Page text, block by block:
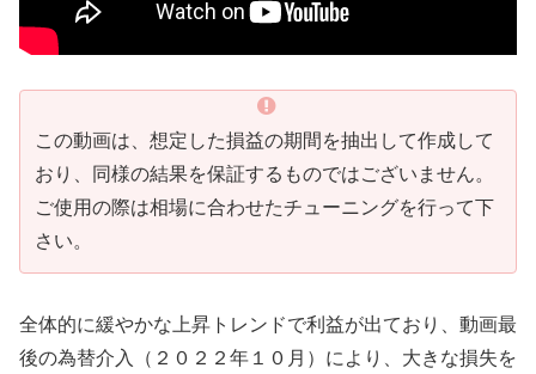
この動画は、想定した損益の期間を抽出して作成して
おり、同様の結果を保証するものではございません。
ご使用の際は相場に合わせたチューニングを行って下
さい。
全体的に緩やかな上昇トレンドで利益が出ており、動画最
後の為替介入（２０２２年１０月）により、大きな損失を